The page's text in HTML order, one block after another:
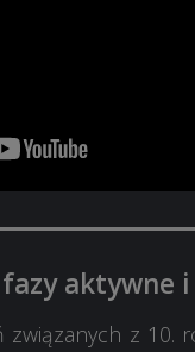
fazy
związanych z